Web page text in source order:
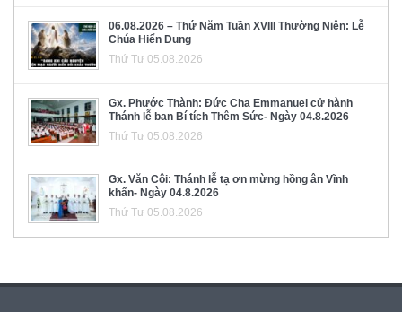
06.08.2026 – Thứ Năm Tuần XVIII Thường Niên: Lễ
Chúa Hiển Dung
Thứ Tư 05.08.2026
Gx. Phước Thành: Đức Cha Emmanuel cử hành
Thánh lễ ban Bí tích Thêm Sức- Ngày 04.8.2026
Thứ Tư 05.08.2026
Gx. Văn Côi: Thánh lễ tạ ơn mừng hồng ân Vĩnh
khấn- Ngày 04.8.2026
Thứ Tư 05.08.2026